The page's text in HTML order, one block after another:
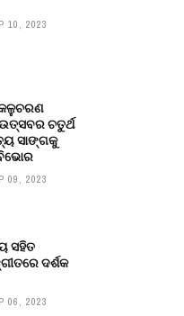
10, 2023
ଚତୁର୍ଥ
ସାଙ୍ଗକୁ
ବିଭୋର
09, 2023
ସହିତ
ଦର୍ଶକ
06, 2023